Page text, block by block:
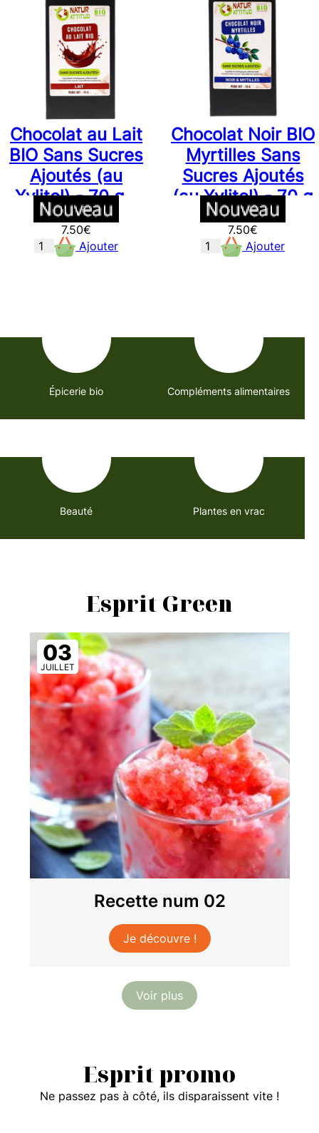
Chocolat au Lait
BIO Sans Sucres
Ajoutés (au
Xylitol) - 70 g -
Natur'Attitud
7.50€
Ajouter
Chocolat Noir BIO
Myrtilles Sans
Sucres Ajoutés
(au Xylitol) - 70 g
- Natur'Attitud
7.50€
Ajouter
Épicerie bio Compléments alimentaires
Beauté Plantes en vrac
Esprit Green
03
JUILLET
Recette num 02
Je découvre !
Voir plus
Esprit promo
Ne passez pas à côté, ils disparaissent vite !